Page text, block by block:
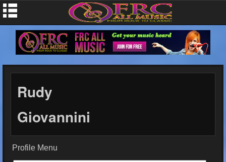
Rudy
Giovannini
Profile Menu